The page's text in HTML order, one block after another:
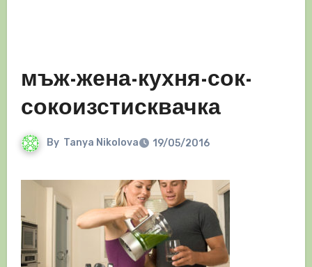
мъж-жена-кухня-сок-
сокоизстисквачка
By Tanya Nikolova 19/05/2016